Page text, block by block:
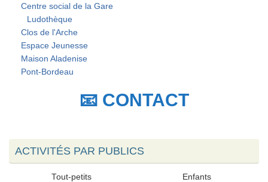
Centre social de la Gare
Ludothèque
Clos de l'Arche
Espace Jeunesse
Maison Aladenise
Pont-Bordeau
📧 CONTACT
ACTIVITÉS PAR PUBLICS
Tout-petits Enfants